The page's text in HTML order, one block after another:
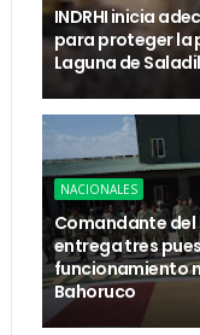
INDRHI inicia
para proteger la
Laguna de
NACIONALES
Comandante del
entrega tres
funcionamiento
Bahoruco